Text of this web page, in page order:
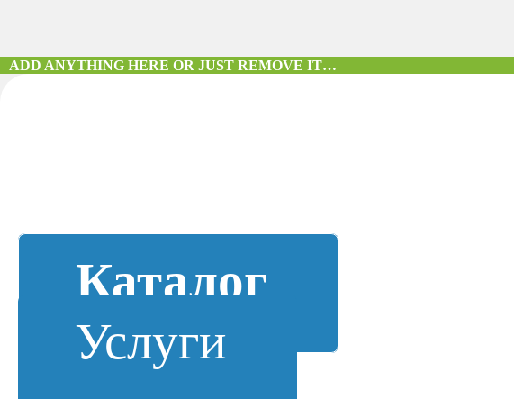
ADD ANYTHING HERE OR JUST REMOVE IT…
Каталог
Услуги